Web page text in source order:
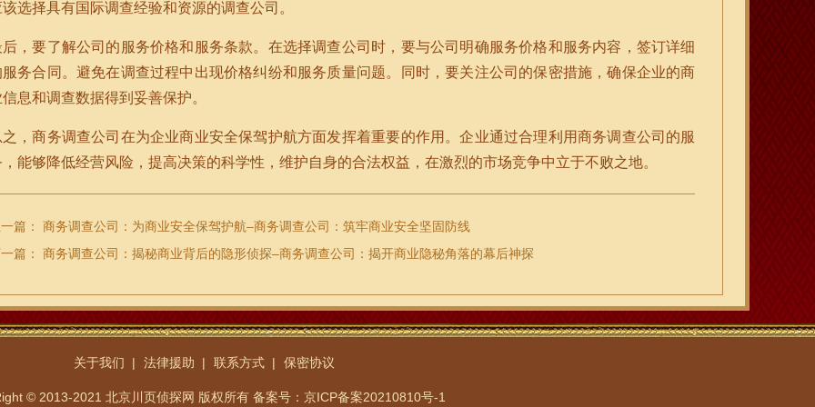
选择具有国际调查经验和资源的调查公司。
后，要了解公司的服务价格和服务条款。在选择调查公司时，要与公司明确服务价格和服务内容，签订详细
服务合同。避免在调查过程中出现价格纠纷和服务质量问题。同时，要关注公司的保密措施，确保企业的商
息和调查数据得到妥善保护。
之，商务调查公司在为企业商业安全保驾护航方面发挥着重要的作用。企业通过合理利用商务调查公司的服
能够降低经营风险，提高决策的科学性，维护自身的合法权益，在激烈的市场竞争中立于不败之地。
篇：
商务调查公司：为商业安全保驾护航–商务调查公司：筑牢商业安全坚固防线
篇：
商务调查公司：揭秘商业背后的隐形侦探–商务调查公司：揭开商业隐秘角落的幕后神探
关于我们 法律援助 联系方式 保密协议
© 2013-2021 北京川页侦探网 版权所有 备案号：京ICP备案20210810号-1